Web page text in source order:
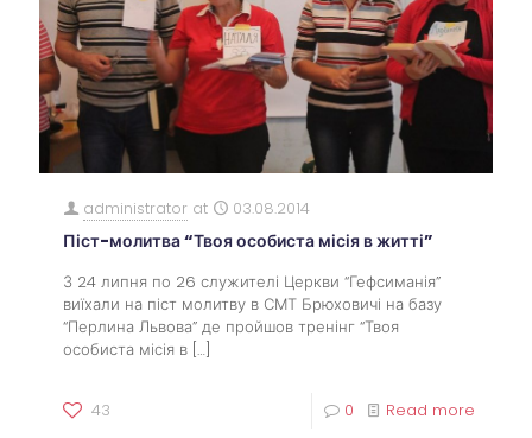
administrator at 03.08.2014
Піст-молитва “Твоя особиста місія в житті”
З 24 липня по 26 служителі Церкви “Гефсиманія”
виїхали на піст молитву в СМТ Брюховичі на базу
“Перлина Львова” де пройшов тренінг “Твоя
особиста місія в […]
43 0 Read more